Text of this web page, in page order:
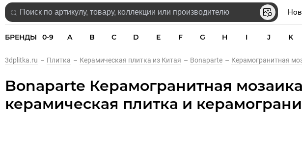
БРЕНДЫ 0-9 A B C D E F G H I J K
3dplitka.ru – Плитка – Керамическая плитка из Китая – Bonaparte – Керамогранитная
Bonaparte Керамогранитная
керамическая плитка и